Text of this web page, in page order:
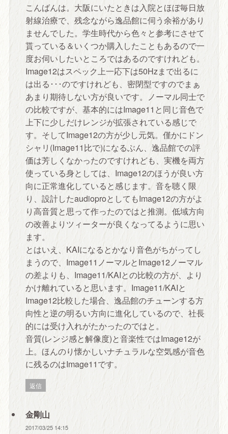
こんばんは。大阪にいたときは入院とほぼ毎日放
射線治療で、残念ながら逸品館に伺う余裕があり
ませんでした。学生時代から色々と参考にさせて
貰っている＆いくつか購入したこともあるので一
度お伺いしたいところではあるのですけれども。
Image12はスペック上一応下は50Hzまで出るに
は出る･･･のですけれども、密閉型ですのでまぁ
あまり期待しない方が良いです。ノーマル同士で
の比較ですが、基本的にはImage11と同じ音色で
上下に少しだけレンジが拡張されている感じで
す。そしてImage12の方が少し元気。僅かにドン
シャリ(Image11比で)になるぶん、逸品館での評
価は芳しくなかったのですけれども、実機を両方
使っている身としては、Image12のほうが良い方
向に正常進化していると感じます。音を聴く限
り、設計したaudioproとしてもImage12の方がよ
り高音質と思って作ったのではと推測。低域方向
の改善よりツィーターが良くなってるように思い
ます。
とはいえ、KAIになるとかなり音色がちがってし
まうので、Image11ノーマルとImage12ノーマル
の差よりも、Image11/KAIとの比較の方が、より
かけ離れていると思います。Image11/KAIと
Image12比較した場合、逸品館のチューンする方
向性と逆の明るい方向に進化しているので、社長
的には受け入れがたかったのではと。
音質(レンジ感と解像度)と音楽性ではImage12が
上。ほんのり懐かしいナチュラルな空気感が音色
に残るのはImage11です。
返信
金剛山
2017/03/25 14:15